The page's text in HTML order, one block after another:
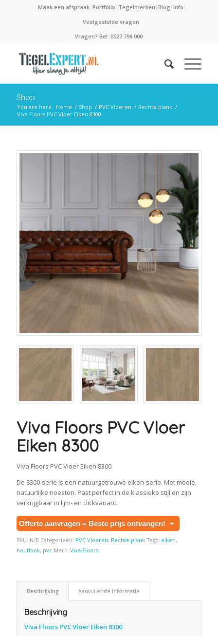
Maak een afspraak Portfolio Tegelmerken Blog Info
Veelgestelde vragen
Vragen? Bel: 0527 798 000
Shop
You are here: Home / Shop / PVC Vloeren / Rechte plank /
Viva Floors PVC Vloer Eiken 8300
Viva Floors PVC Vloer
Eiken 8300
Viva Floors PVC Vloer Eiken 8300
De 8300-serie is een natuurgetrouwe eiken-serie. Met mooie,
natuurlijke noesten. Past perfect in de klassieke stijl en zijn
verkrijgbaar in lijm- en clickvariant.
Offerte aanvragen = Beste prijs ontvangen! +
SKU: N/B Categorieën: PVC Vloeren, Rechte plank Tags: eiken,
houtlook, pvc Merk: Viva Floors
Beschrijving Aanvullende informatie
Beschrijving
Viva Floors PVC Vloer Eiken 8300